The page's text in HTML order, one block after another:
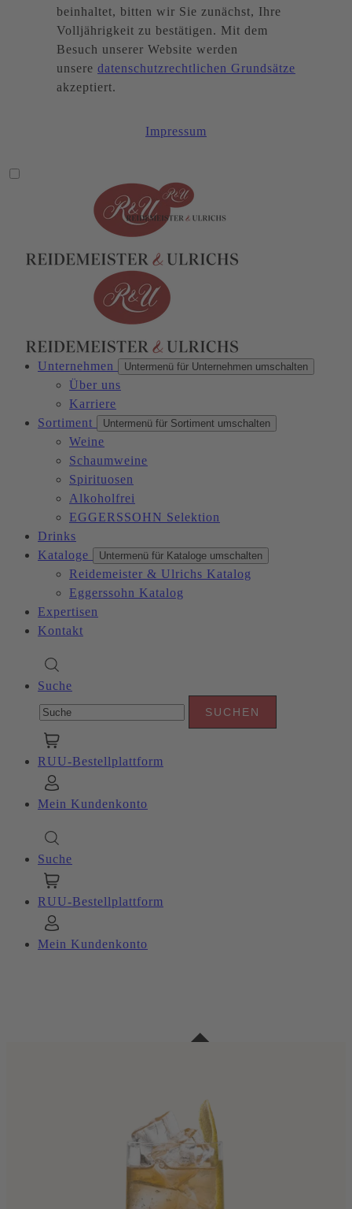
beinhaltet, bitten wir Sie zunächst, Ihre
Volljährigkeit zu bestätigen. Mit dem
Besuch unserer Website werden
unsere datenschutzrechtlichen Grundsätze
akzeptiert.
Impressum
Unternehmen Untermenü für Unternehmen umschalten
Über uns
Karriere
Sortiment
Untermenü für Sortiment umschalten
Weine
Schaumweine
Spirituosen
Alkoholfrei
EGGERSSOHN Selektion
Drinks
Kataloge
Untermenü für Kataloge umschalten
Reidemeister & Ulrichs Katalog
Eggerssohn Katalog
Expertisen
Kontakt
Suche
RUU-Bestellplattform
Mein Kundenkonto
Suche
RUU-Bestellplattform
Mein Kundenkonto